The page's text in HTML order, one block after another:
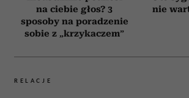
na ciebie głos? 3
sposoby na poradzenie
sobie z „krzykaczem”
nie
RELACJE